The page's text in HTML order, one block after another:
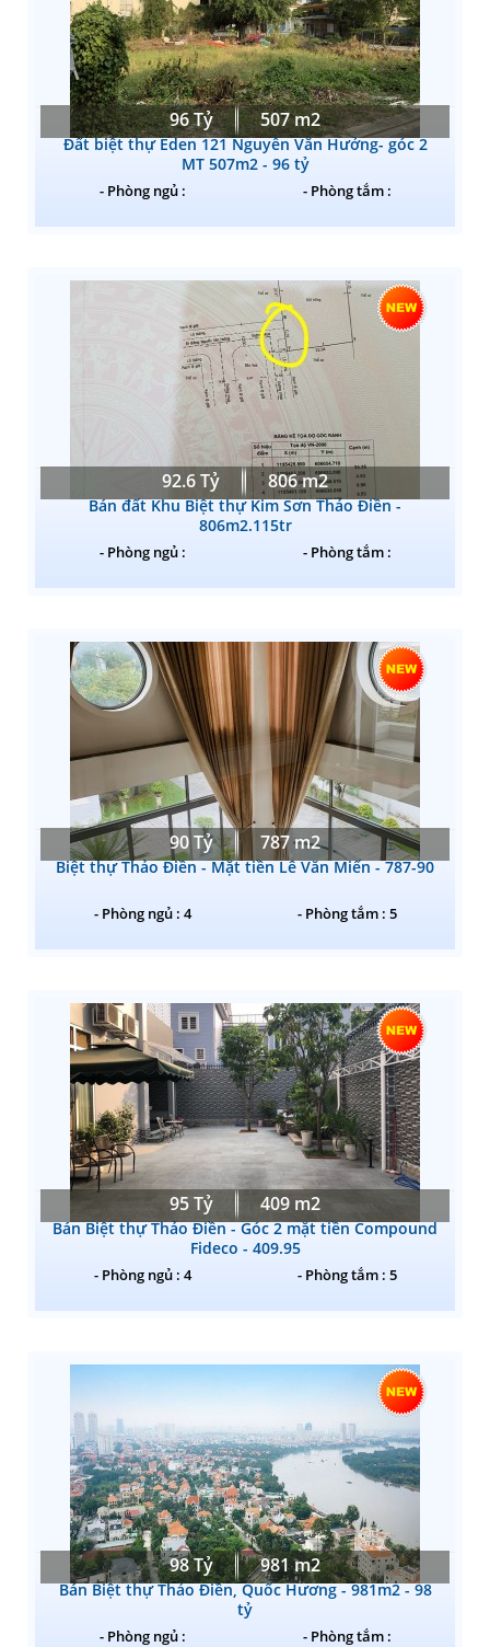
96 Tỷ 507 m2
Đất biệt thự Eden 121 Nguyễn Văn Hưởng- góc 2
MT 507m2 - 96 tỷ
- Phòng ngủ : - Phòng tắm :
92.6 Tỷ 806 m2
Bán đất Khu Biệt thự Kim Sơn Thảo Điền -
806m2.115tr
- Phòng ngủ : - Phòng tắm :
90 Tỷ 787 m2
Biệt thự Thảo Điền - Mặt tiền Lê Văn Miến - 787-90
- Phòng ngủ : 4 - Phòng tắm : 5
95 Tỷ 409 m2
Bán Biệt thự Thảo Điền - Góc 2 mặt tiền Compound
Fideco - 409.95
- Phòng ngủ : 4 - Phòng tắm : 5
98 Tỷ 981 m2
Bán Biệt thự Thảo Điền, Quốc Hương - 981m2 - 98
tỷ
- Phòng ngủ : - Phòng tắm :